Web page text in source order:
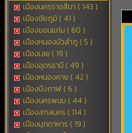
เมืองนครราชสีมา ( 143 )
เมืองชัยภูมิ ( 41 )
เมืองขอนแก่น ( 60 )
เมืองหนองบัวลำภู ( 5 )
เมืองเลย ( 19 )
เมืองอุดรธานี ( 49 )
เมืองหนองคาย ( 42 )
เมืองบึงกาฬ ( 6 )
เมืองนครพนม ( 44 )
เมืองสกลนคร ( 114 )
เมืองมุกดาหาร ( 19 )